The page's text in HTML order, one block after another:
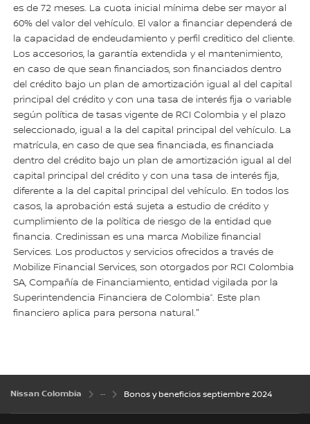
es de 72 meses. La cuota inicial mínima debe ser mayor al
60% del valor del vehículo. El valor a financiar dependerá de
la capacidad de endeudamiento y perfil creditico del cliente.
Los accesorios, la garantía extendida y el mantenimiento,
en caso de que sean financiados, son financiados dentro
del crédito bajo un plan de amortización igual al del capital
principal del crédito y con una tasa de interés fija o variable
según política de tasas vigente de RCI Colombia y el plazo
seleccionado, igual a la del capital principal del vehículo. La
matrícula, en caso de que sea financiada, es financiada
dentro del crédito bajo un plan de amortización igual al del
capital principal del crédito y con una tasa de interés fija,
diferente a la del capital principal del vehículo. En todos los
casos, la aprobación está sujeta a estudio de crédito y
cumplimiento de la política de riesgo de la entidad que
financia. Credinissan es una marca Mobilize financial
Services. Los productos y servicios ofrecidos a través de
Mobilize Financial Services, son otorgados por RCI Colombia
SA, Compañía de Financiamiento, entidad vigilada por la
Superintendencia Financiera de Colombia”. Este plan
financiero aplica para persona natural."
Nissan Colombia Bonos y beneficios septiembre 2024